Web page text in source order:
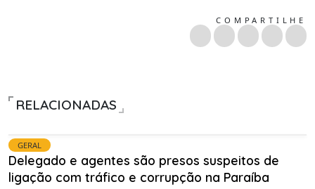
COMPARTILHE
RELACIONADAS
GERAL
Delegado e agentes são presos suspeitos de
ligação com tráfico e corrupção na Paraíba